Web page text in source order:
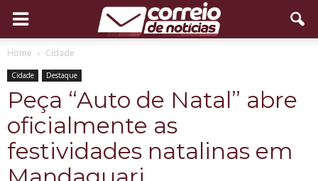
Home Cidade
Cidade Destaque
Peça “Auto de Natal” abre
oficialmente as
festividades natalinas em